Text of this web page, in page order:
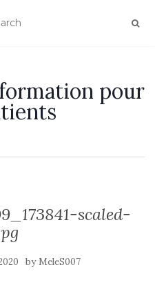
pour
scaled-
by MeleS007